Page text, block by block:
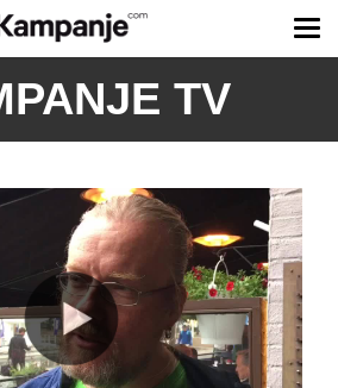
TV